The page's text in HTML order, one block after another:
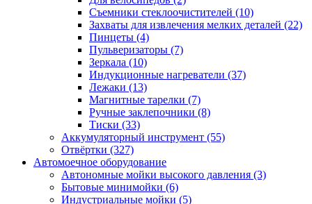
Съемники стеклоочистителей (10)
Захваты для извлечения мелких деталей (22)
Пинцеты (4)
Пульверизаторы (7)
Зеркала (10)
Индукционные нагреватели (37)
Лежаки (13)
Магнитные тарелки (7)
Ручные заклепочники (8)
Тиски (33)
Аккумуляторный инструмент (55)
Отвёртки (327)
Автомоечное оборудование
Автономные мойки высокого давления (3)
Бытовые минимойки (6)
Индустриальные мойки (5)